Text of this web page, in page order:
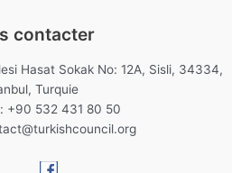
contacter
Hasat Sokak No: 12A, Sisli, 34334,
Turquie
+90 532 431 80 50